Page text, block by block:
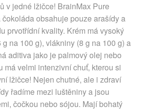
v jedné lžičce! BrainMax Pure
obsahuje pouze arašídy a
prvotřídní kvality. Krém má vysoký
na 100 g), vlákniny (8 g na 100 g) a
aditiva jako je palmový olej nebo
má velmi intenzivní chuť, kterou si
lžičce! Nejen chutné, ale i zdraví
řadíme mezi luštěniny a jsou
čočkou nebo sójou. Mají bohatý